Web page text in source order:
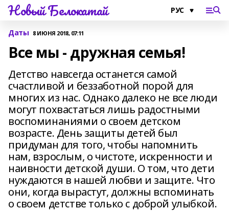
Новый Белокатай
Даты 8 ИЮНЯ 2018, 07:11
Все мы - дружная семья!
Детство навсегда останется самой
счастливой и беззаботной порой для
многих из нас. Однако далеко не все люди
могут похвастаться лишь радостными
воспоминаниями о своем детском
возрасте. День защиты детей был
придуман для того, чтобы напомнить
нам, взрослым, о чистоте, искренности и
наивности детской души. О том, что дети
нуждаются в нашей любви и защите. Что
они, когда вырастут, должны вспоминать
о своем детстве только с доброй улыбкой.